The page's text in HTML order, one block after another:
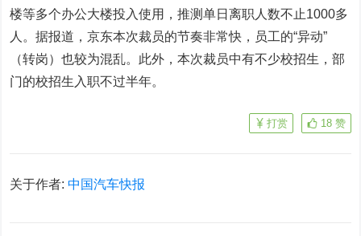
楼等多个办公大楼投入使用，推测单日离职人数不止1000多
人。据报道，京东本次裁员的节奏非常快，员工的“异动”
（转岗）也较为混乱。此外，本次裁员中有不少校招生，部
门的校招生入职不过半年。
18 赞
打赏
关于作者:中国汽车快报